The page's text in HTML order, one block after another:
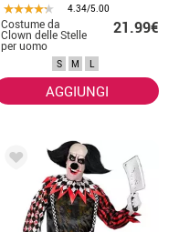
4.34/5.00
Costume da
Clown delle Stelle
per uomo
21.99€
S M L
AGGIUNGI